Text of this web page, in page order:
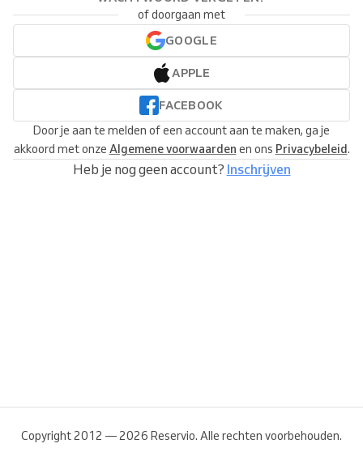
of doorgaan met
GOOGLE
APPLE
FACEBOOK
Door je aan te melden of een account aan te maken, ga je
akkoord met onze Algemene voorwaarden en ons Privacybeleid.
Heb je nog geen account? Inschrijven
Copyright 2012 — 2026 Reservio. Alle rechten voorbehouden.